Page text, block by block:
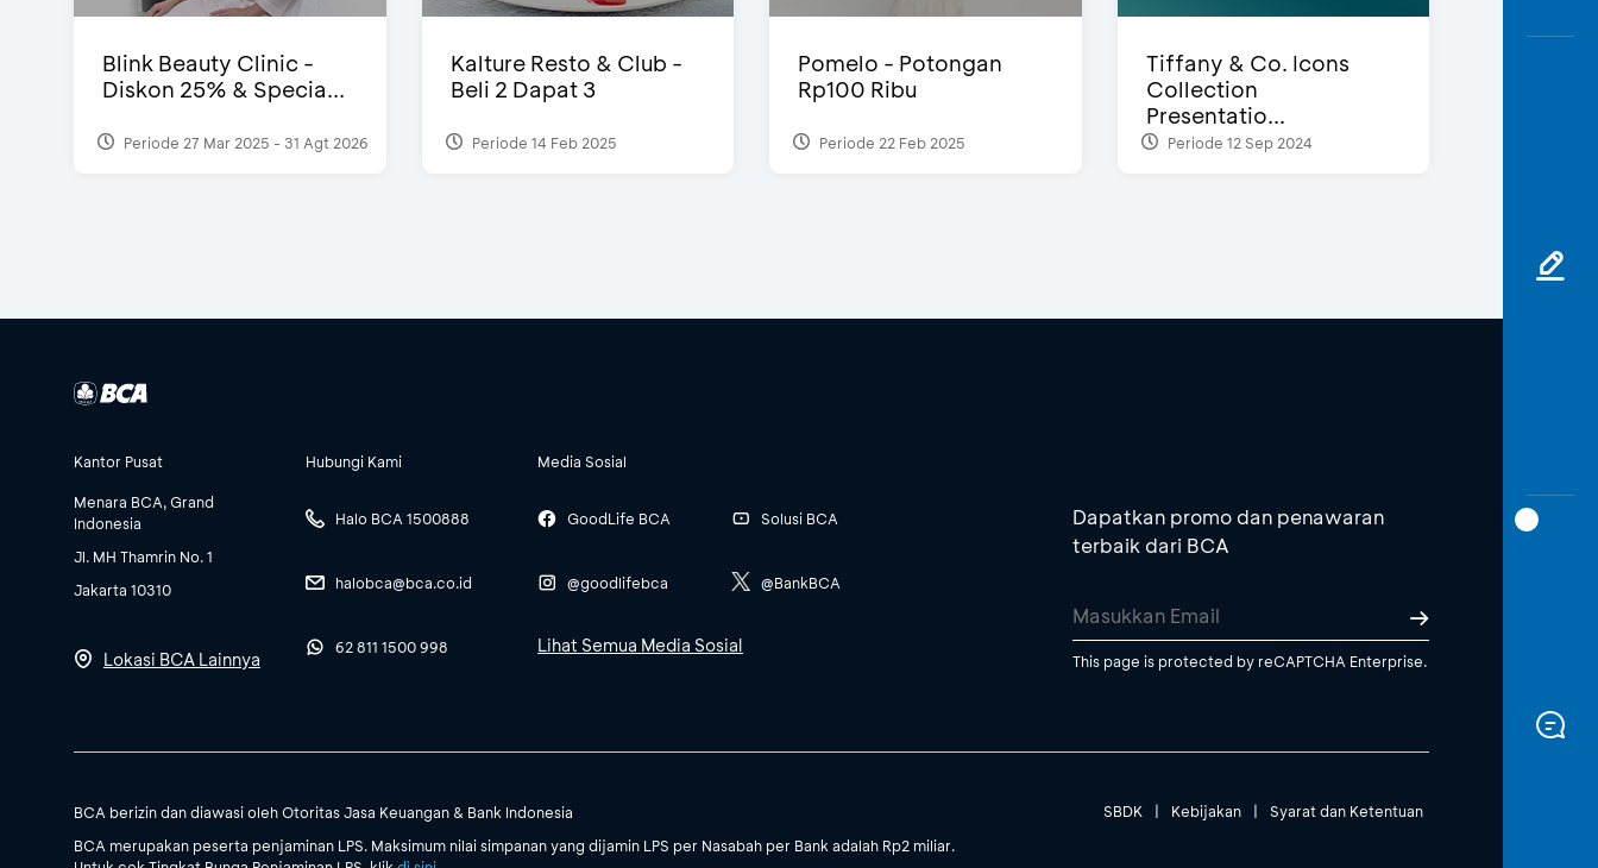
Blink Beauty Clinic -
Diskon 25% & Specia...
Periode 27 Mar 2025 - 31 Agt 2026
Kalture Resto & Club -
Beli 2 Dapat 3
Periode 14 Feb 2025
Pomelo - Potongan
Rp100 Ribu
Periode 22 Feb 2025
Tiffany & Co. Icons
Collection
Presentatio...
Periode 12 Sep 2024
Kantor Pusat
Menara BCA, Grand
Indonesia
Jl. MH Thamrin No. 1
Jakarta 10310
Lokasi BCA Lainnya
Hubungi Kami
Halo BCA 1500888
halobca@bca.co.id
62 811 1500 998
Media Sosial
GoodLife BCA
@goodlifebca
Solusi BCA
@BankBCA
Lihat Semua Media Sosial
Dapatkan promo dan penawaran
terbaik dari BCA
This page is protected by reCAPTCHA Enterprise.
SBDK | Kebijakan | Syarat dan Ketentuan
BCA berizin dan diawasi oleh Otoritas Jasa Keuangan & Bank Indonesia
BCA merupakan peserta penjaminan LPS. Maksimum nilai simpanan yang dijamin LPS per Nasabah per Bank adalah Rp2 miliar.